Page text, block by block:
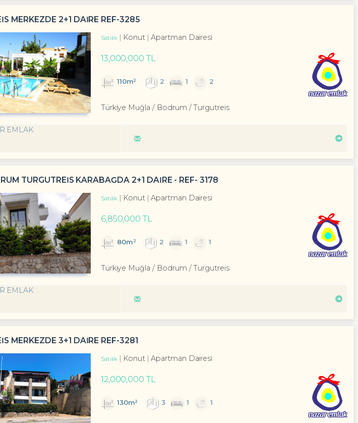
MERKEZDE 2+1 DAİRE REF-3285
Satılık Konut Apartman Dairesi
13,000,000 TL
110m² 2 1 2
Türkiye Muğla / Bodrum / Turgutreis
EMLAK
TURGUTREİS KARABAĞDA 2+1 DAİRE - REF- 3178
Satılık Konut Apartman Dairesi
6,850,000 TL
80m² 2 1 1
Türkiye Muğla / Bodrum / Turgutreis
EMLAK
MERKEZDE 3+1 DAİRE REF-3281
Satılık Konut Apartman Dairesi
12,000,000 TL
130m² 3 1 1